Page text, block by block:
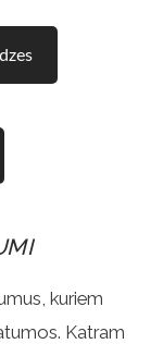
kuriem
Katram